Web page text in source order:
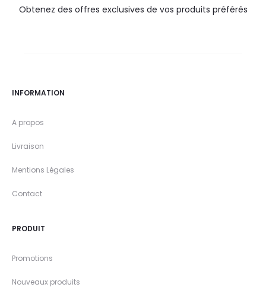
Obtenez des offres exclusives de vos produits préférés
INFORMATION
A propos
Livraison
Mentions Légales
Contact
PRODUIT
Promotions
Nouveaux produits